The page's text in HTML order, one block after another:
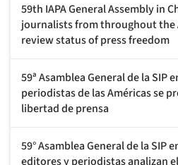
59th IAPA General Assembly in
journalists from throughout the
review status of press freedom
59ª Asamblea General de la SIP
periodistas de las Américas se
libertad de prensa
59° Asamblea General de la SIP
editores y periodistas analizan